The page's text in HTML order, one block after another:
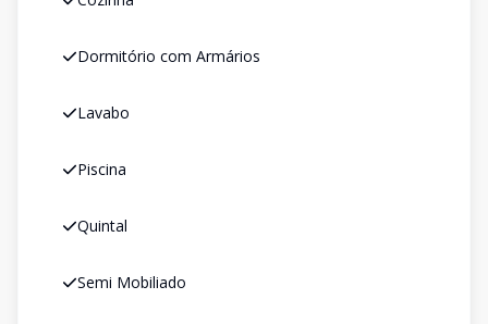
Dormitório com Armários
Lavabo
Piscina
Quintal
Semi Mobiliado